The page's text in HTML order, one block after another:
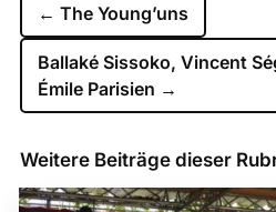
← The Young’uns
Ballaké Sissoko, Vincent
Émile Parisien →
Weitere Beiträge dieser